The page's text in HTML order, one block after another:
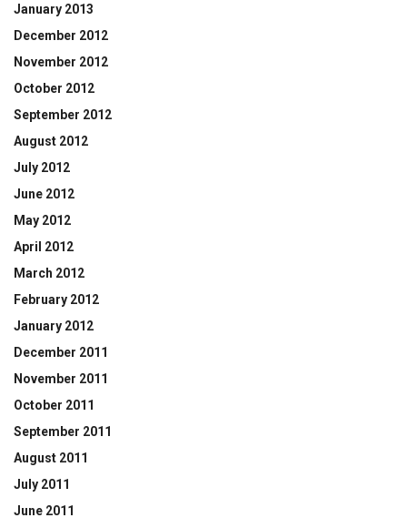
January 2013
December 2012
November 2012
October 2012
September 2012
August 2012
July 2012
June 2012
May 2012
April 2012
March 2012
February 2012
January 2012
December 2011
November 2011
October 2011
September 2011
August 2011
July 2011
June 2011